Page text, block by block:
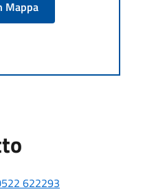
Mappa
622293